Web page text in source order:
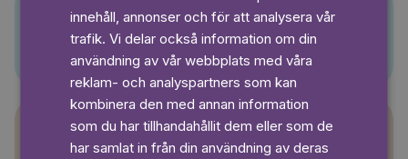
Sagasagor
innehåll, annonser och för att analysera vår
trafik. Vi delar också information om din
användning av vår webbplats med våra
reklam- och analyspartners som kan
kombinera den med annan information
som du har tillhandahållit dem eller som de
har samlat in från din användning av deras